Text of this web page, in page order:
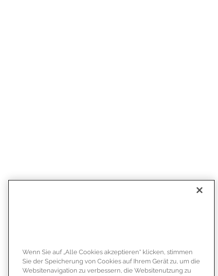
Wenn Sie auf „Alle Cookies akzeptieren“ klicken, stimmen
Sie der Speicherung von Cookies auf Ihrem Gerät zu, um die
Websitenavigation zu verbessern, die Websitenutzung zu